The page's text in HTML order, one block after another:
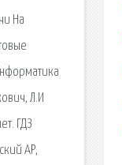
На
Л.И
ГДЗ
АР,